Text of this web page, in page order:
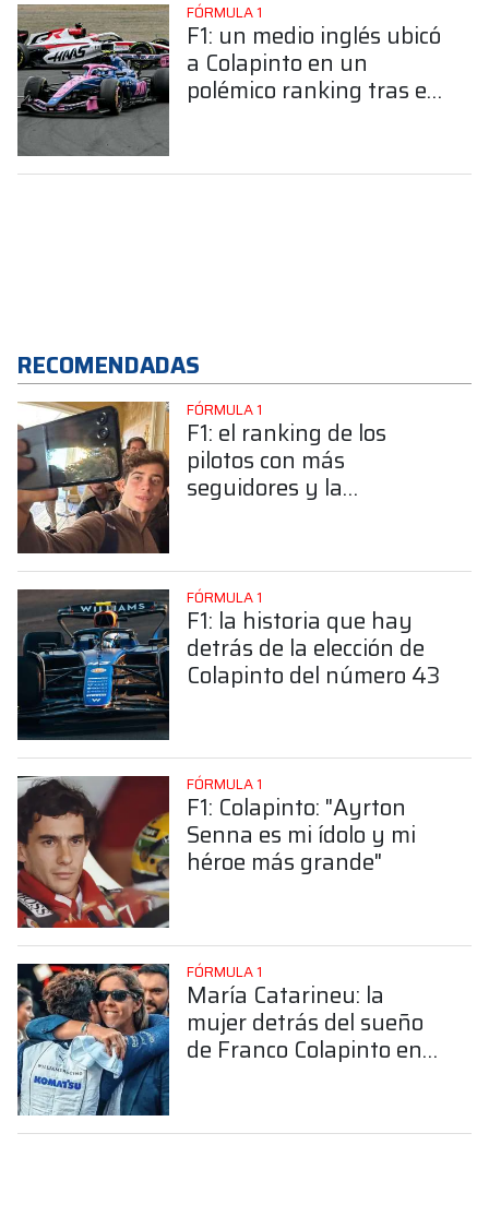
FÓRMULA 1
F1: un medio inglés ubicó
a Colapinto en un
polémico ranking tras el
RECOMENDADAS
FÓRMULA 1
F1: el ranking de los
pilotos con más
seguidores y la
FÓRMULA 1
F1: la historia que hay
detrás de la elección de
Colapinto del número 43
FÓRMULA 1
F1: Colapinto: "Ayrton
Senna es mi ídolo y mi
héroe más grande"
FÓRMULA 1
María Catarineu: la
mujer detrás del sueño
de Franco Colapinto en